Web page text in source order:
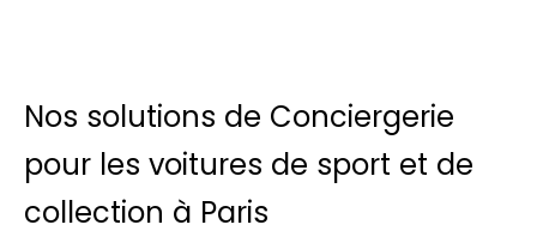
Nos solutions de Conciergerie
pour les voitures de sport et de
collection à Paris